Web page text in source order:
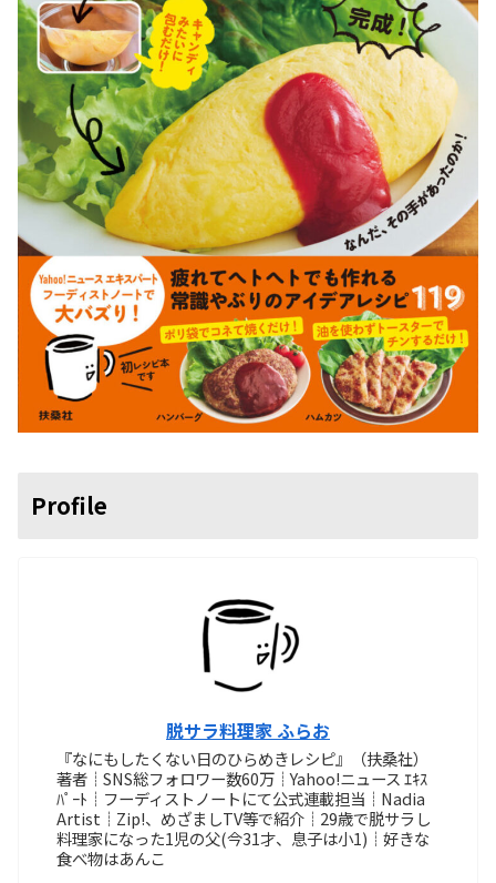
Profile
脱サラ料理家 ふらお
『なにもしたくない日のひらめきレシピ』（扶桑社）
著者┊SNS総フォロワー数60万┊Yahoo!ニュース ｴｷｽ
ﾊﾟｰﾄ┊フーディストノートにて公式連載担当┊Nadia
Artist┊Zip!、めざましTV等で紹介┊29歳で脱サラし
料理家になった1児の父(今31才、息子は小1)┊好きな
食べ物はあんこ